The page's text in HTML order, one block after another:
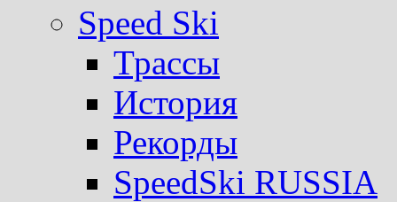
Speed Ski
Трассы
История
Рекорды
SpeedSki RUSSIA